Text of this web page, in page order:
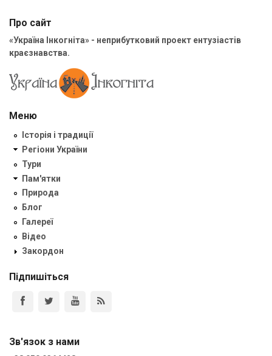
Про сайт
«Україна Інкогніта» - неприбутковий проект ентузіастів
краєзнавства.
Меню
Історія і традиції
Регіони України
Тури
Пам'ятки
Природа
Блог
Галереї
Відео
Закордон
Підпишіться
Зв'язок з нами